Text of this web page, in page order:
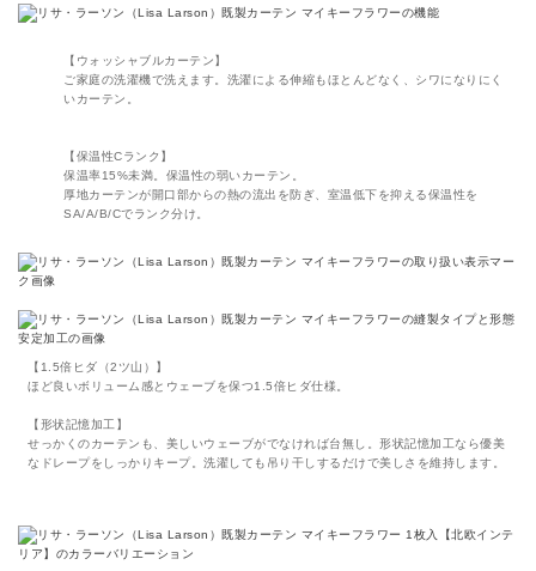
【ウォッシャブルカーテン】
ご家庭の洗濯機で洗えます。洗濯による伸縮もほとんどなく、シワになりにく
いカーテン。
【保温性Cランク】
保温率15%未満。保温性の弱いカーテン。
厚地カーテンが開口部からの熱の流出を防ぎ、室温低下を抑える保温性を
SA/A/B/Cでランク分け。
【1.5倍ヒダ（2ツ山）】
ほど良いボリューム感とウェーブを保つ1.5倍ヒダ仕様。
【形状記憶加工】
せっかくのカーテンも、美しいウェーブがでなければ台無し。形状記憶加工なら優美
なドレープをしっかりキープ。洗濯しても吊り干しするだけで美しさを維持します。